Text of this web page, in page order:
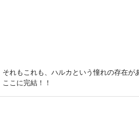
れもこれも、ハルカという憧れの存在が
こに完結！！